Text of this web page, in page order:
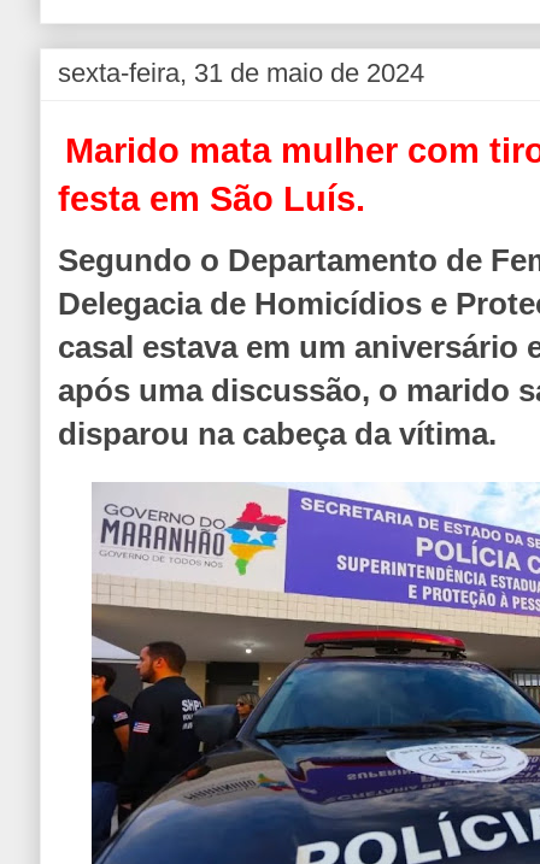
sexta-feira, 31 de maio de 2024
Marido mata mulher com
festa em São Luís.
Segundo o Departamento de
Delegacia de Homicídios e
casal estava em um aniversário
após uma discussão, o marido
disparou na cabeça da vítima.